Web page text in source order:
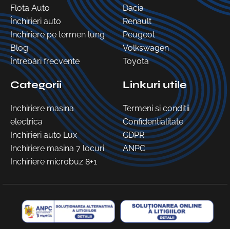
Flota Auto
Închirieri auto
Inchiriere pe termen lung
Blog
Întrebări frecvente
Dacia
Renault
Peugeot
Volkswagen
Toyota
Categorii
Inchiriere masina
electrica
Inchirieri auto Lux
Inchiriere masina 7 locuri
Inchiriere microbuz 8+1
Linkuri utile
Termeni si conditii
Confidentialitate
GDPR
ANPC